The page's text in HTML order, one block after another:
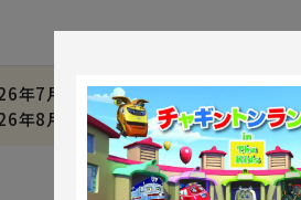
年7月18日㈯～8月31日㈪ 駐車場
年8月8日㈯～8月16日㈰ 夏季営業